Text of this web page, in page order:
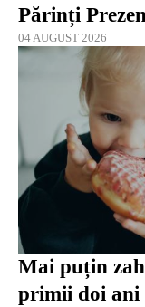
Părinți
04 AUGUST 2026
Mai puțin
primii doi ani